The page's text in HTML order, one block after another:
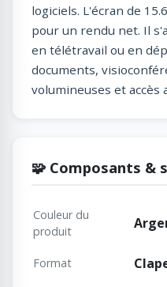
logiciels. L'écran de
pour un rendu net. Il
en télétravail ou en
documents,
volumineuses et accès
🧩 Composants &
Couleur du
produit
Format